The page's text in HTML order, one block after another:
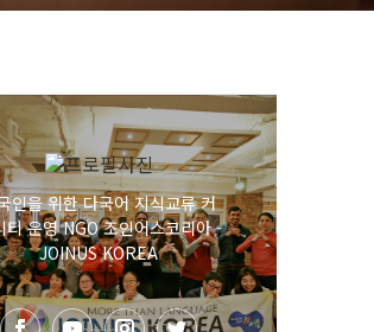
인을 위한 다국어 지식교류 커
티 운영 NGO 조인어스코리아 -
JOINUS KOREA